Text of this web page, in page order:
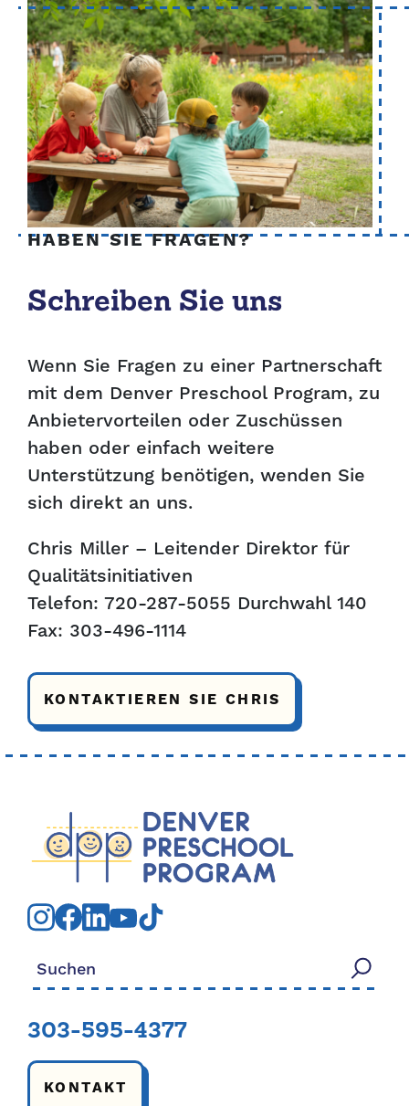
HABEN SIE FRAGEN?
Schreiben Sie uns
Wenn Sie Fragen zu einer Partnerschaft
mit dem Denver Preschool Program, zu
Anbietervorteilen oder Zuschüssen
haben oder einfach weitere
Unterstützung benötigen, wenden Sie
sich direkt an uns.
Chris Miller – Leitender Direktor für
Qualitätsinitiativen
Telefon: 720-287-5055 Durchwahl 140
Fax: 303-496-1114
KONTAKTIEREN SIE CHRIS
Suchen nach:
303-595-4377
KONTAKT